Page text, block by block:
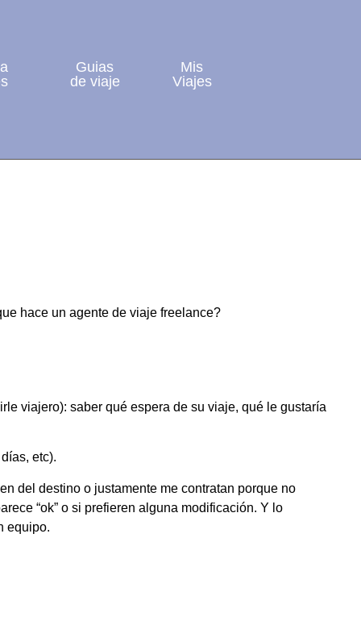
Guias
de viaje
Mis
Viajes
hace un agente de viaje freelance?
viajero): saber qué espera de su viaje, qué le gustaría
etc).
del destino o justamente me contratan porque no
“ok” o si prefieren alguna modificación. Y lo
equipo.